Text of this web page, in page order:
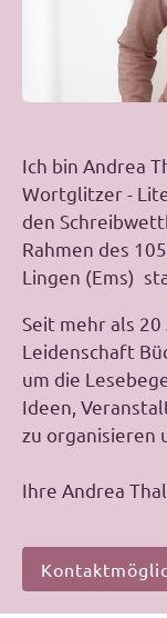
Ich bin Andrea
Wortglitzer -
den
Rahmen des
Lingen (Ems)
Seit mehr als
Leidenschaft
um die
Ideen,
zu organisieren
Ihre Andrea Thal